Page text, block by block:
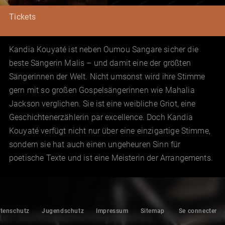
Tickets
Kandia Kouyaté ist neben Oumou Sangare sicher die
beste Sängerin Malis – und damit eine der größten
Sängerinnen der Welt. Nicht umsonst wird ihre Stimme
gern mit so großen Gospelsängerinnen wie Mahalia
Jackson verglichen. Sie ist eine weibliche Griot, eine
Geschichtenerzählerin par excellence. Doch Kandia
Kouyaté verfügt nicht nur über eine einzigartige Stimme,
sondern sie hat auch einen ungeheuren Sinn für
poetische Texte und ist eine Meisterin der Arrangements.
Jugendschutz Impressum Sitemap Se connecter